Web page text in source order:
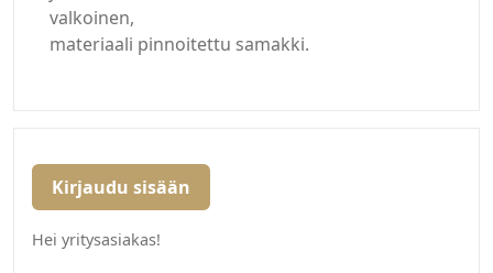
valkoinen,
materiaali pinnoitettu samakki.
Kirjaudu sisään
Hei yritysasiakas!